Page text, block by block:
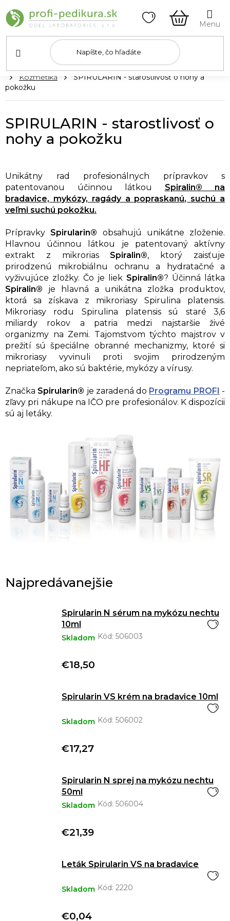
na
obsah
KOŠÍK
DomovKozmetika
SPIRULARIN - starostlivosť o nohy a
pokožku
SPIRULARIN - starostlivosť o
nohy a pokožku
Unikátny rad profesionálnych prípravkov s
patentovanou účinnou látkou Spiralin® na
bradavice, mykózy, ragády a popraskanú, suchú a
veľmi suchú pokožku.
Prípravky Spirularin® obsahujú unikátne zloženie.
Hlavnou účinnou látkou je patentovaný aktívny
extrakt z mikrorias Spiralin®, ktorý zaisťuje
prirodzenú mikrobiálnu ochranu a hydratačné a
vyživujúce zložky. Čo je liek Spiralin®? Účinná látka
Spiralin® je hlavná a unikátna zložka produktov,
ktorá sa získava z mikroriasy Spirulina platensis.
Mikroriasy rodu Spirulina platensis sú staré 3,6
miliardy rokov a patria medzi najstaršie živé
organizmy na Zemi. Tajomstvom týchto majstrov v
prežití sú špeciálne obranné mechanizmy, ktoré si
mikroriasy vyvinuli proti svojim prirodzeným
nepriateľom, ako sú baktérie, mykózy a vírusy.
Značka Spirularin® je zaradená do Programu PROFI -
zľavy pri nákupe na IČO pre profesionálov. K dispozícii
sú aj letáky.
Najpredávanejšie
Spirularin N sérum na mykózu nechtu
10ml
Skladom Kód: 506003
€18,50
Spirularin VS krém na bradavice 10ml
Skladom Kód: 506002
€17,27
Spirularin N sprej na mykózu nechtu
50ml
Skladom Kód: 506004
€21,39
Leták Spirularin VS na bradavice
Skladom Kód: 2220
€0,04